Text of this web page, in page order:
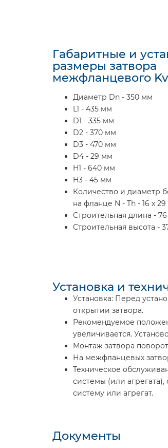
Габаритные и
размеры затвора
межфланцевого
Диаметр Dn - 350 мм
L1 - 435 мм
D1 - 335 мм
D2 - 370 мм
D3 - 470 мм
D4 - 29 мм
H1 - 640 мм
H3 - 45 мм
Количество и диаметр
на фланце N - Th - 16 x
Строительная длина -
Строительная высота -
Установка и
Установка: Перед
открытии затвора.
Рекомендуемое
увеличивается.
Монтаж затвора
На межфланцевых
Техническое
системы (или
систему или агрегат.
Документы